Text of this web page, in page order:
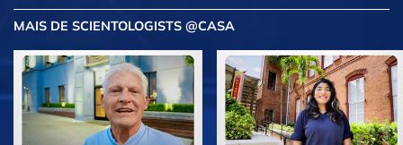
MAIS DE SCIENTOLOGISTS @CASA